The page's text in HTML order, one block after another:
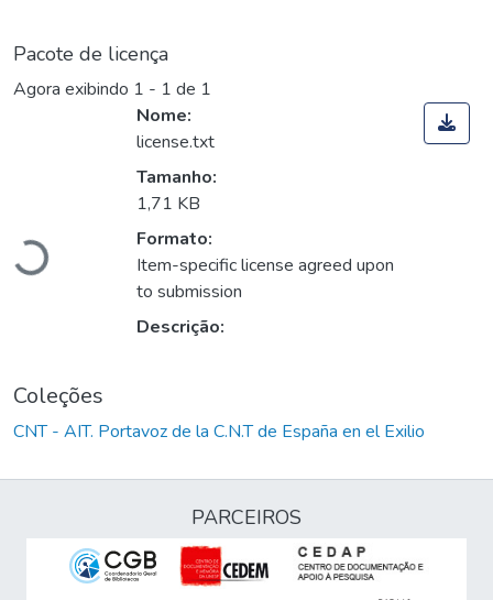
Pacote de licença
Agora exibindo 1 - 1 de 1
Carregando...
Nome:
license.txt
Tamanho:
1,71 KB
Formato:
Item-specific license agreed upon
to submission
Descrição:
Coleções
CNT - AIT. Portavoz de la C.N.T de España en el Exilio
PARCEIROS